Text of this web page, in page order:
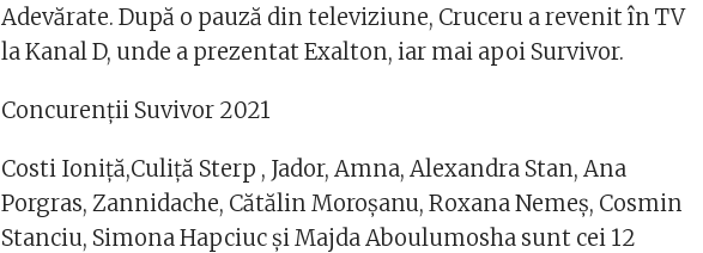
Adevărate. După o pauză din televiziune, Cruceru a revenit în TV
la Kanal D, unde a prezentat Exalton, iar mai apoi Survivor.
Concurenții Suvivor 2021
Costi Ioniță,Culiță Sterp , Jador, Amna, Alexandra Stan, Ana
Porgras, Zannidache, Cătălin Moroșanu, Roxana Nemeș, Cosmin
Stanciu, Simona Hapciuc și Majda Aboulumosha sunt cei 12